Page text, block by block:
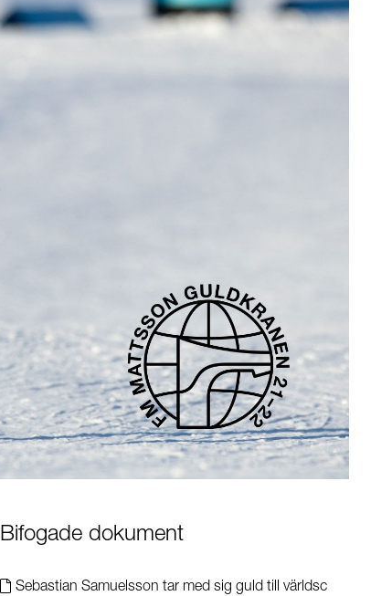
Bifogade dokument
Sebastian Samuelsson tar med sig guld till världsc